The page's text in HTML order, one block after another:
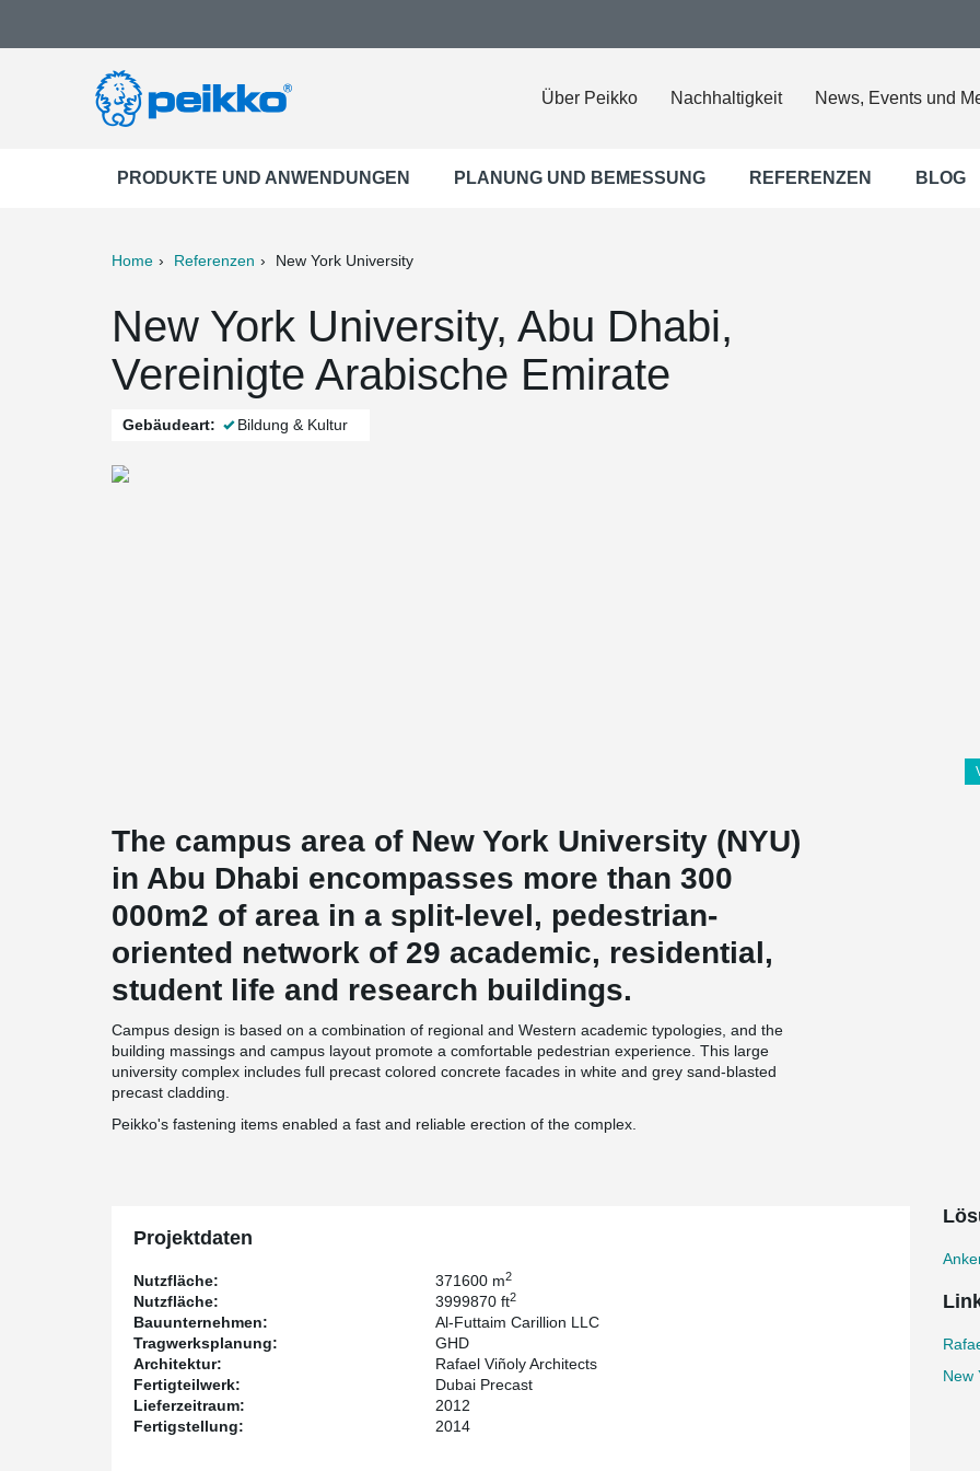
Über Peikko Nachhaltigkeit News, Events und
PRODUKTE UND ANWENDUNGEN PLANUNG UND BEMESSUNG REFERENZEN BLOG
Home Referenzen New York University
New York University, Abu Dhabi,
Vereinigte Arabische Emirate
Gebäudeart: Bildung & Kultur
The campus area of New York University (NYU)
in Abu Dhabi encompasses more than 300
000m2 of area in a split-level, pedestrian-
oriented network of 29 academic, residential,
student life and research buildings.
Campus design is based on a combination of regional and Western academic typologies, and the
building massings and campus layout promote a comfortable pedestrian experience. This large
university complex includes full precast colored concrete facades in white and grey sand-blasted
precast cladding.
Peikko's fastening items enabled a fast and reliable erection of the complex.
Projektdaten
Nutzfläche: 371600 m2
Nutzfläche: 3999870 ft2
Bauunternehmen:
Al-Futtaim Carillion LLC
Tragwerksplanung:
GHD
Architektur:
Rafael Viñoly Architects
Fertigteilwerk:
Dubai Precast
Lieferzeitraum:
2012
Fertigstellung:
2014
New